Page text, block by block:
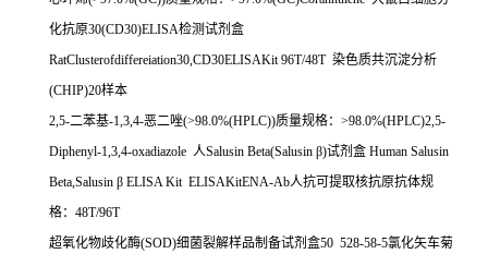
化抗原30(CD30)ELISA检测试剂盒
RatClusterofdiffereiation30,CD30ELISAKit 96T/48T 染色质共沉淀分析
(CHIP)20样本
2,5-二苯基-1,3,4-恶二唑(>98.0%(HPLC))质量规格： >98.0%(HPLC)2,5-
Diphenyl-1,3,4-oxadiazole 人Salusin Beta(Salusin β)试剂盒 Human Salusin
Beta,Salusin β ELISA Kit ELISAKitENA-Ab人抗可提取核抗原抗体规
格： 48T/96T
超氧化物歧化酶(SOD)细菌裂解样品制备试剂盒50 528-58-5氯化矢车菊